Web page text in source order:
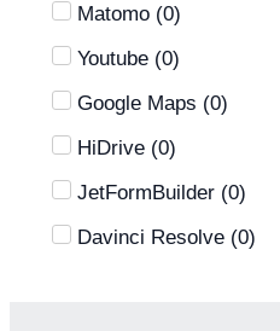
Matomo (0)
Youtube (0)
Google Maps (0)
HiDrive (0)
JetFormBuilder (0)
Davinci Resolve (0)